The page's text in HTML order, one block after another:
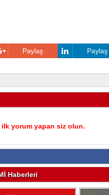
Paylaş Paylaş
ilk yorum yapan siz olun.
Haberleri